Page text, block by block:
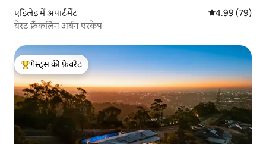
एडिलेड में अपार्टमेंट औसत रेटिंग 5 में
4.99 (79)
वेस्ट फ्रैंकलिन अर्बन एस्केप
गेस्ट्स का टॉप फ़ेवरेट
गेस्ट्स की फ़ेवरेट